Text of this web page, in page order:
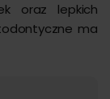
oraz lepkich
ma